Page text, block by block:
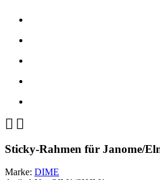
 
Sticky-Rahmen für Janome/
Marke: DIME